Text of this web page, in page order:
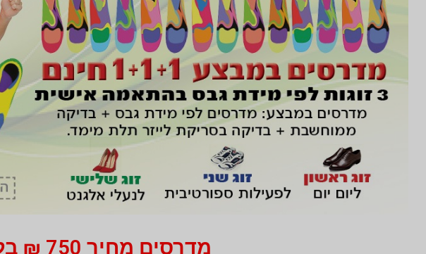
מדרסים מחיר 750 ₪ בלבד במקום